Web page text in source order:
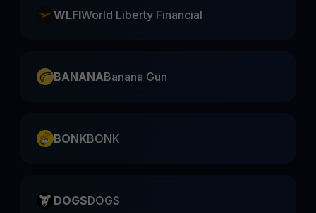
WLFIWorld Liberty Financial
BANANABanana Gun
BONKBONK
DOGSDOGS